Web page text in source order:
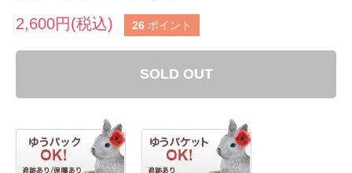
2,600円(税込)
26 ポイント
SOLD OUT